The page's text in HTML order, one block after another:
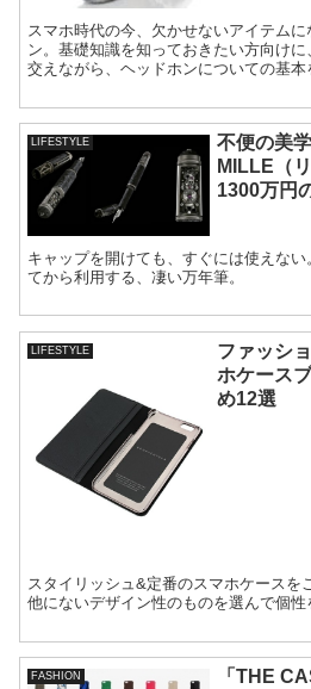
スマホ時代の今、欠かせないアイテム
ン。基礎知識を知っておきたい方向け
交えながら、ヘッドホンについての基
ても楽しみたいですね。
LIFESTYLE
不便の美
MILLE（
1300万円
キャップを開けても、すぐには使えな
てから利用する、凄い万年筆。
LIFESTYLE
ファッシ
ホケース
め12選
スタイリッシュ&定番のスマホケースを
他にないデザイン性のものを選んで個
FASHION
「THE